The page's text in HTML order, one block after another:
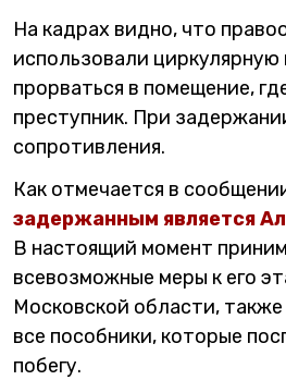
На кадрах видно, что
использовали циркулярную
прорваться в помещение,
преступник. При
сопротивления.
Как отмечается в
задержанным является
В настоящий момент
всевозможные меры к его
Московской области,
все пособники, которые
побегу.